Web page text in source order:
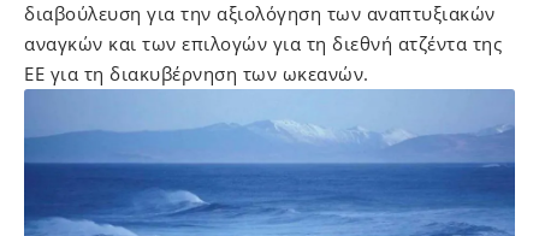
διαβούλευση για την αξιολόγηση των αναπτυξιακών
αναγκών και των επιλογών για τη διεθνή ατζέντα της
ΕΕ για τη διακυβέρνηση των ωκεανών.